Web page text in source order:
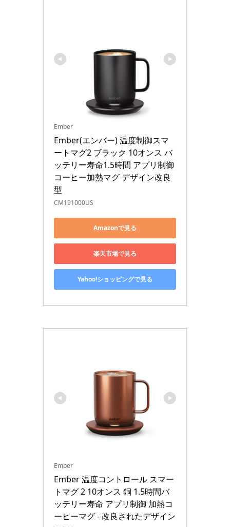
Ember
Ember(エンバー) 温度制御スマ
ートマグ2 ブラック 10オンス バ
ッテリー寿命1.5時間 アプリ制御
コーヒー加熱マグ デザイン改良
型
CM191000US
Amazonで見る
楽天市場で見る
Yahoo!ショッピングで見る
Ember
Ember 温度コントロール スマー
トマグ 2 10オンス 銅 1.5時間バ
ッテリー寿命 アプリ制御 加熱コ
ーヒーマグ - 改良されたデザイン